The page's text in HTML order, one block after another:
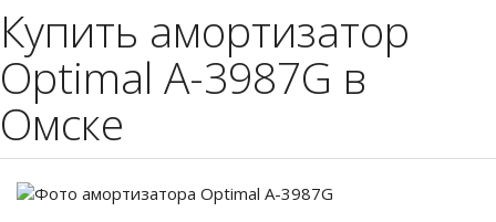
Купить амортизатор
Optimal A-3987G в
Омске